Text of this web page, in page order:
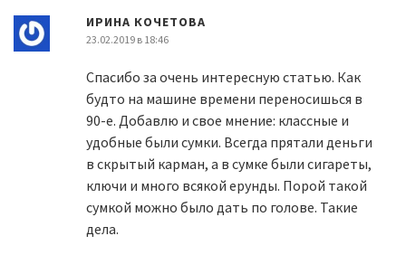
ИРИНА КОЧЕТОВА
23.02.2019 в 18:46
Спасибо за очень интересную статью. Как
будто на машине времени переносишься в
90-е. Добавлю и свое мнение: классные и
удобные были сумки. Всегда прятали деньги
в скрытый карман, а в сумке были сигареты,
ключи и много всякой ерунды. Порой такой
сумкой можно было дать по голове. Такие
дела.